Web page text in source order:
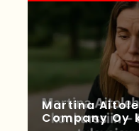
Martina
Company Oy